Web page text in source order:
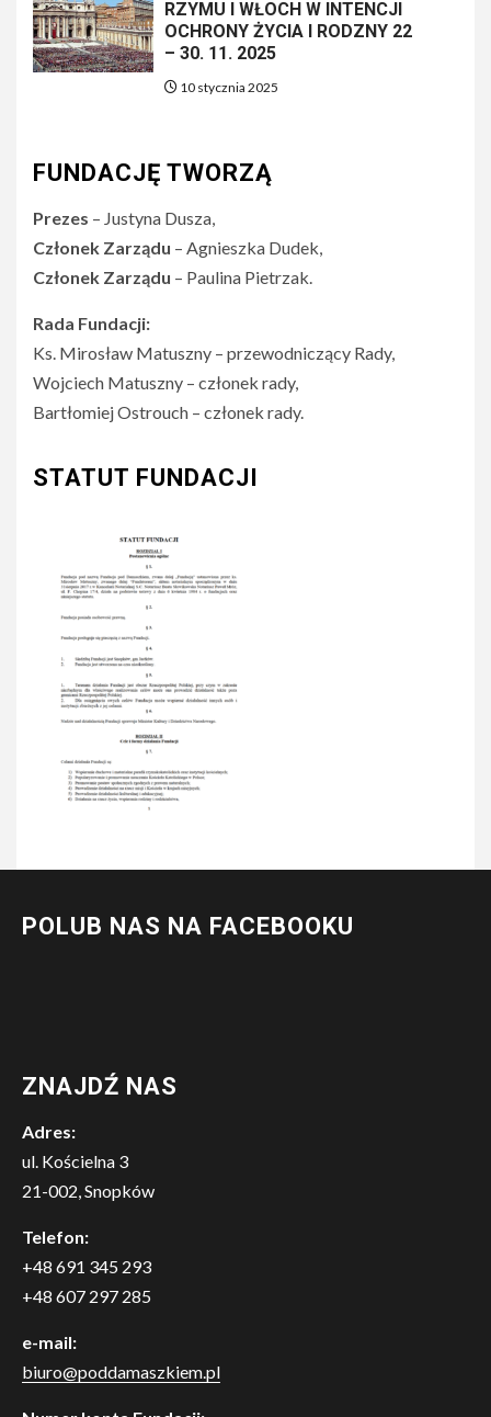
RZYMU I WŁOCH W INTENCJI
OCHRONY ŻYCIA I RODZNY 22
– 30. 11. 2025
10 stycznia 2025
FUNDACJĘ TWORZĄ
Prezes – Justyna Dusza,
Członek Zarządu – Agnieszka Dudek,
Członek Zarządu – Paulina Pietrzak.
Rada Fundacji:
Ks. Mirosław Matuszny – przewodniczący Rady,
Wojciech Matuszny – członek rady,
Bartłomiej Ostrouch – członek rady.
STATUT FUNDACJI
POLUB NAS NA FACEBOOKU
ZNAJDŹ NAS
Adres:
ul. Kościelna 3
21-002, Snopków
Telefon:
+48 691 345 293
+48 607 297 285
e-mail:
biuro@poddamaszkiem.pl